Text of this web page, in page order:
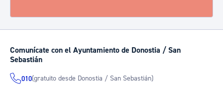
Comunícate con el Ayuntamiento de Donostia / San
Sebastián
010(gratuito desde Donostia / San Sebastián)